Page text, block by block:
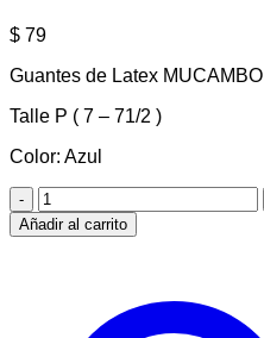
$ 79
Guantes de Latex MUCAMBO
Talle P ( 7 – 71/2 )
Color: Azul
Guantes
de
Latex
Añadir al carrito